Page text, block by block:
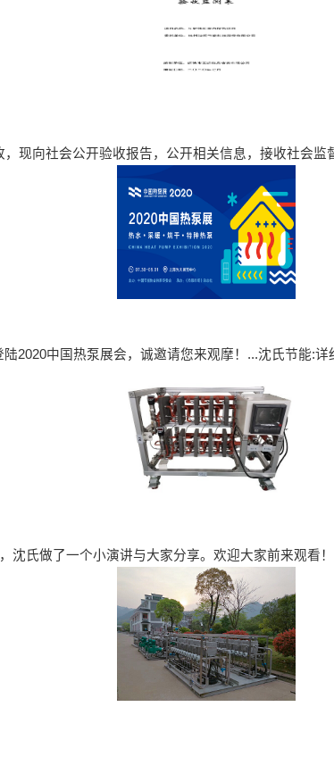
现向社会公开验收报告，公开相关信息，接收社会监
2020中国热泵展会，诚邀请您来观摩！...沈氏节能:详
沈氏做了一个小演讲与大家分享。欢迎大家前来观看